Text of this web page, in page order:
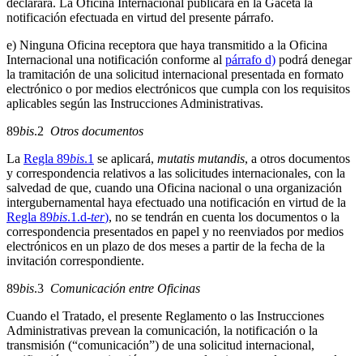
declarará. La Oficina Internacional publicará en la Gaceta la
notificación efectuada en virtud del presente párrafo.
e) Ninguna Oficina receptora que haya transmitido a la Oficina
Internacional una notificación conforme al párrafo d) podrá denegar
la tramitación de una solicitud internacional presentada en formato
electrónico o por medios electrónicos que cumpla con los requisitos
aplicables según las Instrucciones Administrativas.
89bis.2 Otros documentos
La Regla 89bis.1 se aplicará, mutatis mutandis, a otros documentos
y correspondencia relativos a las solicitudes internacionales, con la
salvedad de que, cuando una Oficina nacional o una organización
intergubernamental haya efectuado una notificación en virtud de la
Regla 89bis.1.d-ter), no se tendrán en cuenta los documentos o la
correspondencia presentados en papel y no reenviados por medios
electrónicos en un plazo de dos meses a partir de la fecha de la
invitación correspondiente.
89bis.3 Comunicación entre Oficinas
Cuando el Tratado, el presente Reglamento o las Instrucciones
Administrativas prevean la comunicación, la notificación o la
transmisión (“comunicación”) de una solicitud internacional,